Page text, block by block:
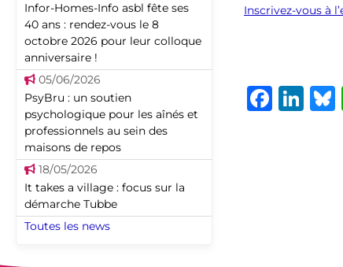
Infor-Homes-Info asbl fête ses
40 ans : rendez-vous le 8
octobre 2026 pour leur colloque
anniversaire !
05/06/2026
PsyBru : un soutien
psychologique pour les aînés et
professionnels au sein des
maisons de repos
18/05/2026
It takes a village : focus sur la
démarche Tubbe
Toutes les news
Inscrivez-vous à